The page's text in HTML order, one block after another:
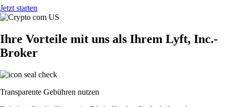
Jetzt starten
Ihre Vorteile mit uns als Ihrem Lyft, Inc.-
Broker
Transparente Gebühren nutzen